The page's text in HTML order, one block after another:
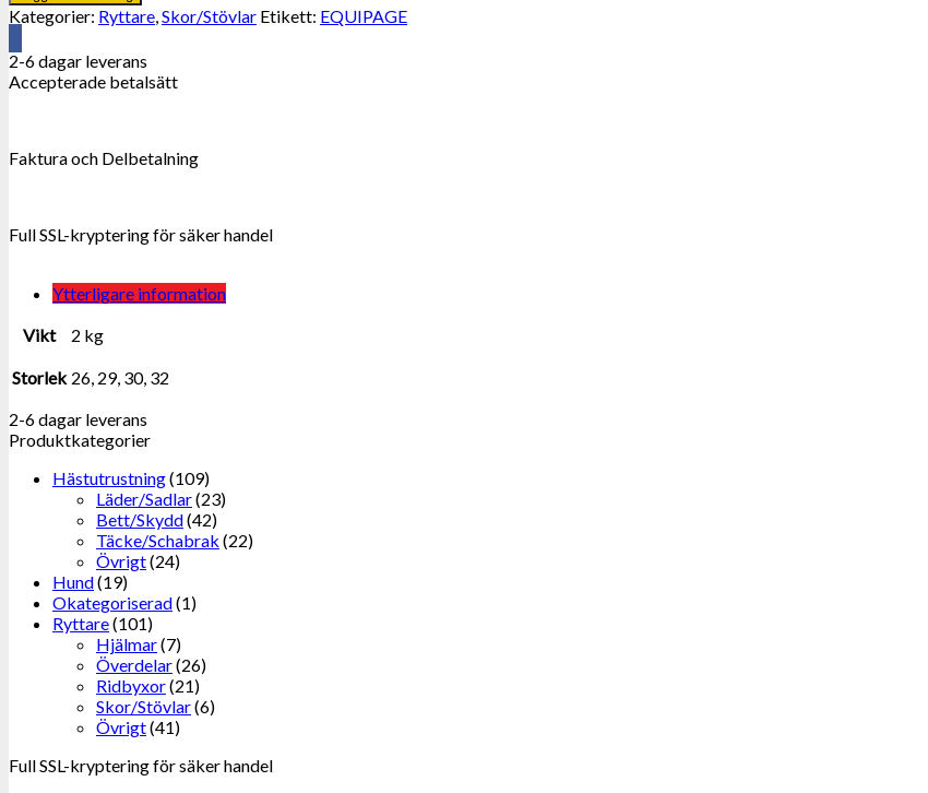
Jodphurs.
mängd
Kategorier: Ryttare,Skor/Stövlar Etikett: EQUIPAGE
2-6 dagar leverans
Accepterade betalsätt
Faktura och Delbetalning
Full SSL-kryptering för säker handel
Ytterligare information
Vikt
2 kg
Storlek 26, 29, 30, 32
2-6 dagar leverans
Produktkategorier
Hästutrustning(109)
Läder/Sadlar(23)
Bett/Skydd(42)
Täcke/Schabrak (22)
Övrigt(24)
Hund(19)
Okategoriserad(1)
Ryttare(101)
Hjälmar(7)
Överdelar(26)
Ridbyxor(21)
Skor/Stövlar(6)
Övrigt(41)
Full SSL-kryptering för säker handel